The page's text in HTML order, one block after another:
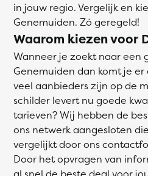
in jouw regio. Vergelijk en
Genemuiden. Zó geregeld!
Waarom kiezen voor
Wanneer je zoekt naar een
Genemuiden dan komt je
veel aanbieders zijn op de
schilder levert nu goede
tarieven? Wij hebben de
ons netwerk aangesloten
vergelijkt door ons
Door het opvragen van